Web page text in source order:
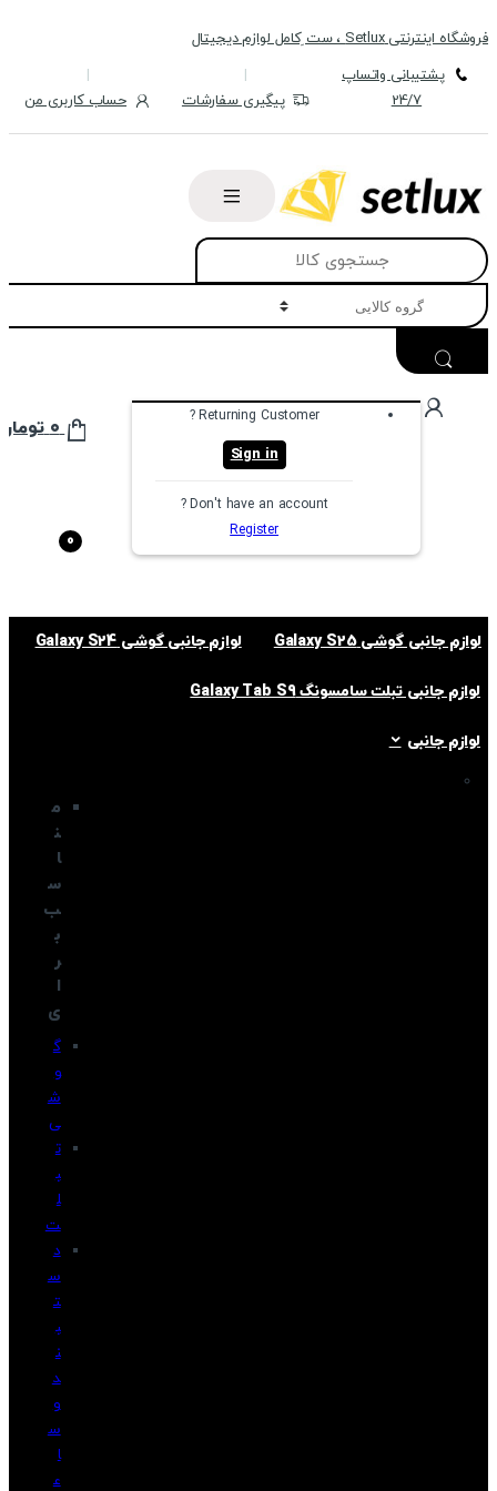
to
navigation
to
content
فروشگاه اینترنتی Setlux ، ست ِکامل لوازم دیجیتال
پشتیبانی واتساپ
24/7
پیگیری سفارشات حساب کاربری من
Search
for:
Returning Customer ?
Sign in
Don't have an account ?
Register
0
۰ تومان
لوازم جانبی گوشی Galaxy S25 لوازم جانبی گوشی Galaxy S24
لوازم جانبی تبلت سامسونگ Galaxy Tab S9
لوازم جانبی
م
ن
ا
س
ب
ب
ر
ا
ی
گ
و
ش
ی
ت
ب
ل
ت
د
س
ت
ب
ن
د
و
س
ا
ع